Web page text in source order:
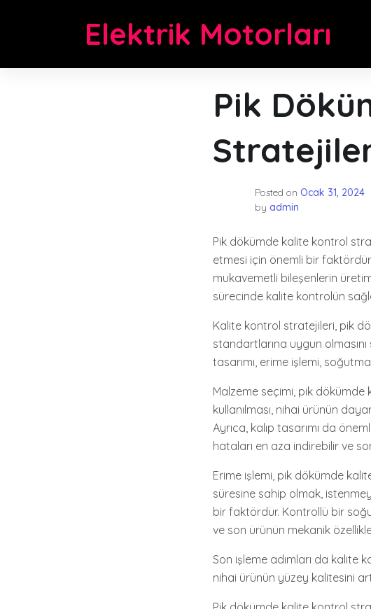
Elektrik Motorları
Pik
Posted on Ocak 31, 2024
by admin
Pik dökümde kalite kontrol
etmesi için önemli bir
mukavemetli bileşenlerin
sürecinde kalite kontrolün
Kalite kontrol stratejileri, pik
standartlarına uygun
tasarımı, erime işlemi,
Malzeme seçimi, pik dökümde
kullanılması, nihai ürünün
Ayrıca, kalıp tasarımı da
hataları en aza indirebilir ve
Erime işlemi, pik dökümde
süresine sahip olmak,
bir faktördür. Kontrollü bir
ve son ürünün mekanik
Son işleme adımları da kalite
nihai ürünün yüzey kalitesini